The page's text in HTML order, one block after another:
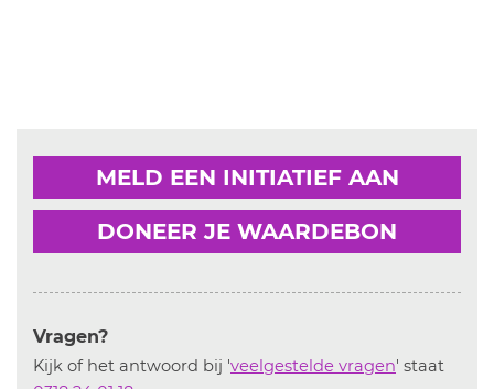
MELD EEN INITIATIEF AAN
DONEER JE WAARDEBON
Vragen?
Kijk of het antwoord bij 'veelgestelde vragen' staat